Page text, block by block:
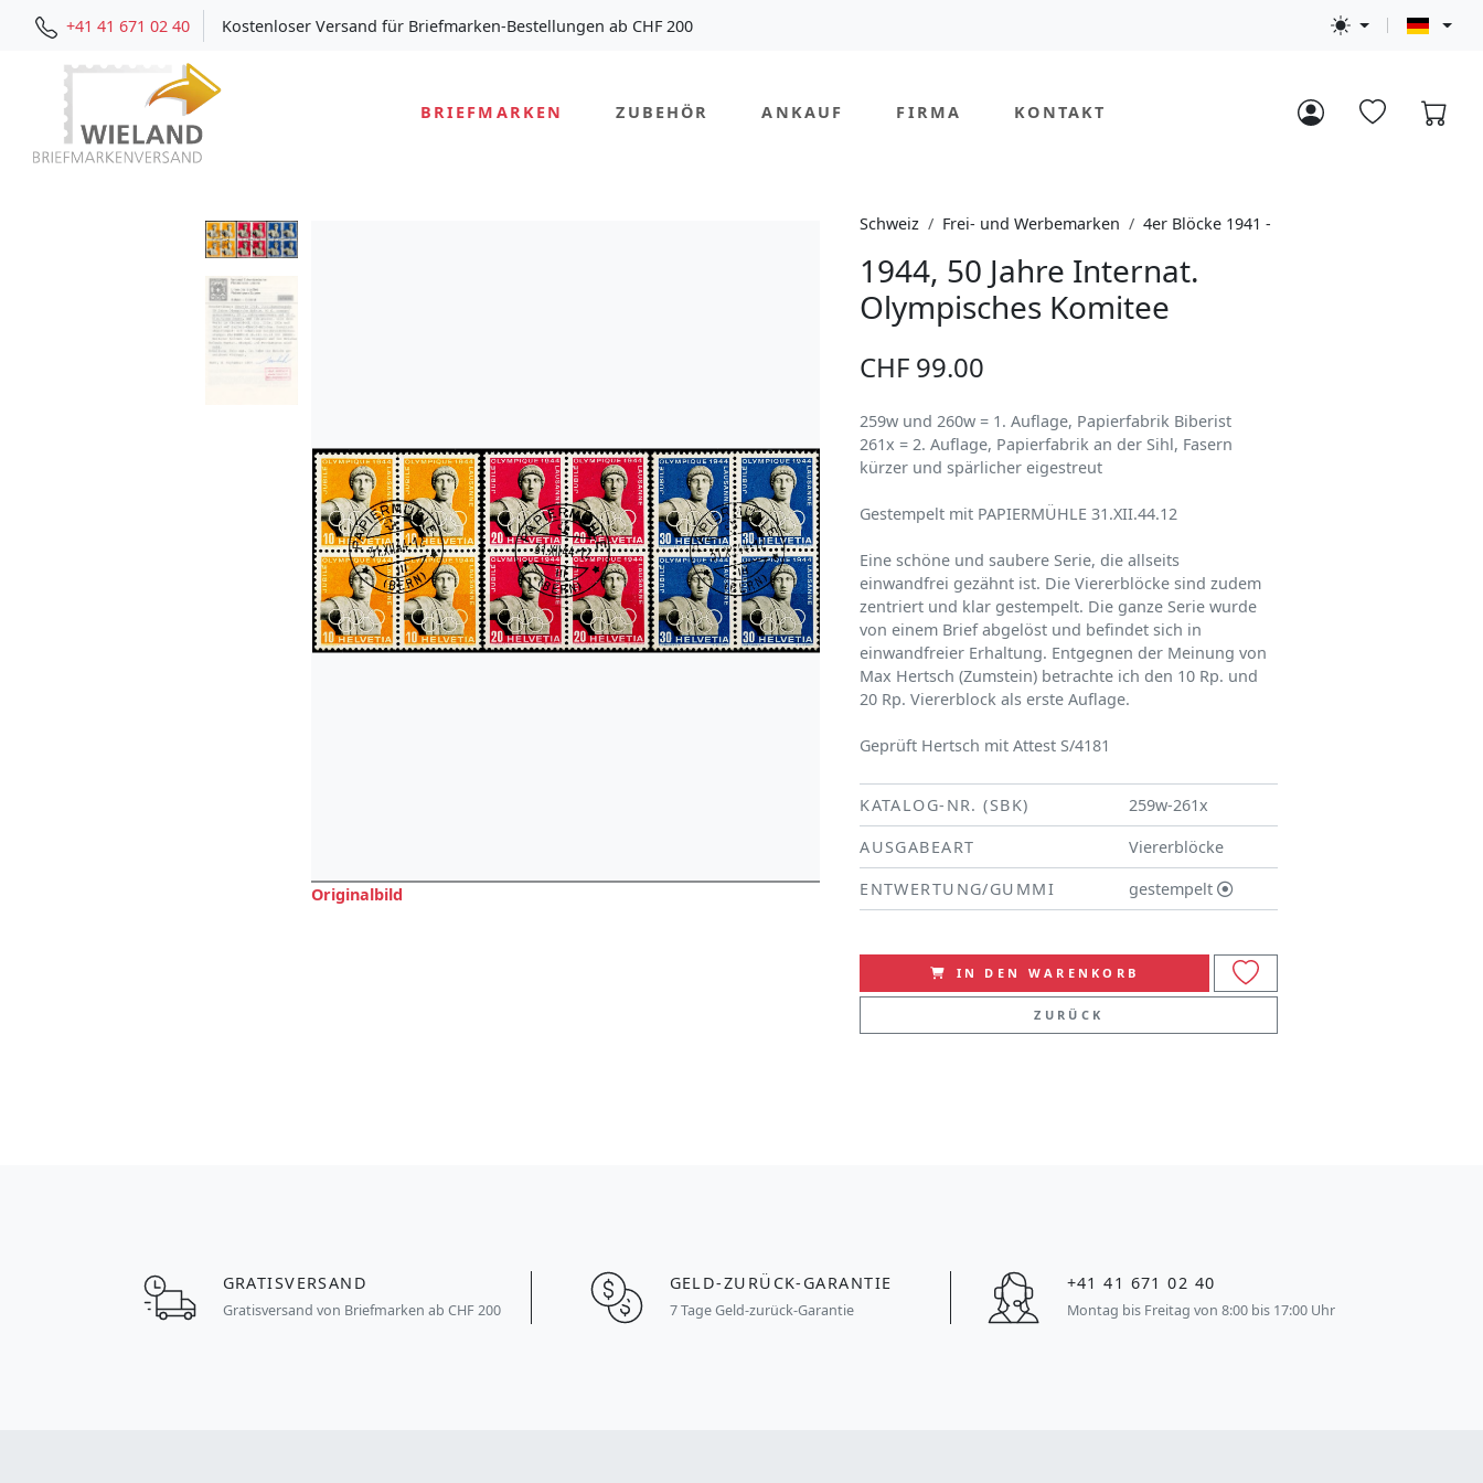
+41 41 671 02 40 Kostenloser Versand für Briefmarken-Bestellungen ab CHF 200
BRIEFMARKEN ZUBEHÖR ANKAUF FIRMA KONTAKT
Originalbild
Schweiz Frei- und Werbemarken 4er Blöcke 1941 -
1944, 50 Jahre Internat.
Olympisches Komitee
CHF 99.00
259w und 260w = 1. Auflage, Papierfabrik Biberist
261x = 2. Auflage, Papierfabrik an der Sihl, Fasern
kürzer und spärlicher eigestreut
Gestempelt mit PAPIERMÜHLE 31.XII.44.12
Eine schöne und saubere Serie, die allseits
einwandfrei gezähnt ist. Die Viererblöcke sind zudem
zentriert und klar gestempelt. Die ganze Serie wurde
von einem Brief abgelöst und befindet sich in
einwandfreier Erhaltung. Entgegnen der Meinung von
Max Hertsch (Zumstein) betrachte ich den 10 Rp. und
20 Rp. Viererblock als erste Auflage.
Geprüft Hertsch mit Attest S/4181
KATALOG-NR. (SBK)
259w-261x
AUSGABEART
Viererblöcke
ENTWERTUNG/GUMMI
gestempelt
IN DEN WARENKORB
ZURÜCK
GRATISVERSAND
Gratisversand von Briefmarken ab CHF 200
GELD-ZURÜCK-GARANTIE
7 Tage Geld-zurück-Garantie
+41 41 671 02 40
Montag bis Freitag von 8:00 bis 17:00 Uhr